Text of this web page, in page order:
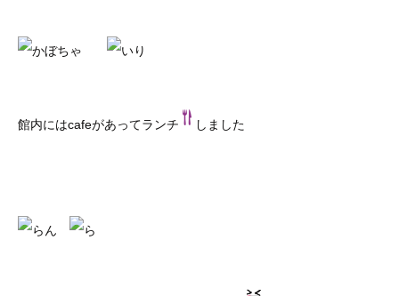
館内にはcafeがあってランチ しました